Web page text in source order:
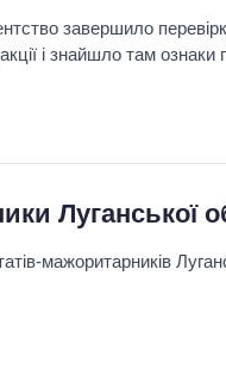
завершило
і знайшло там
Луганської
мажоритарників